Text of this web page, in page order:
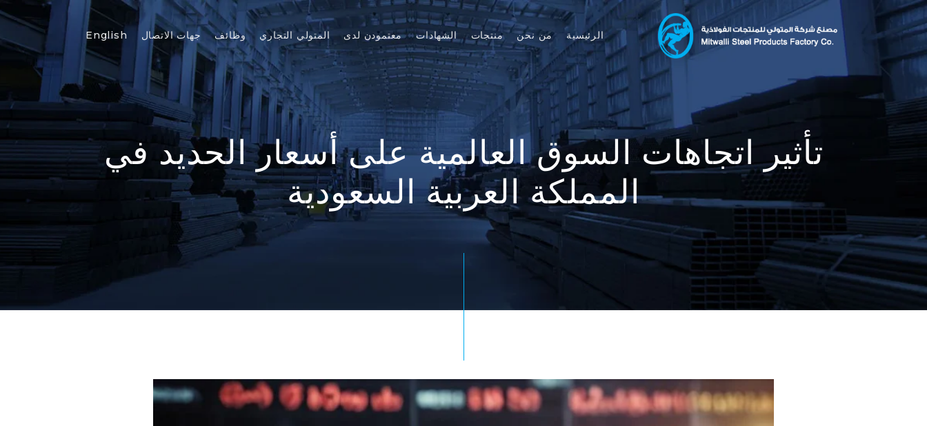
الرئيسية من نحن منتجات الشهادات معتمودن لدى المتولي التجاري وظائف جهات الاتصال English
تأثير اتجاهات السوق العالمية على أسعار الحديد في
المملكة العربية السعودية